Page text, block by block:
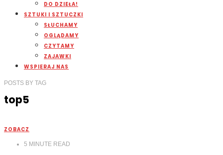
DO DZIEŁA!
SZTUKI I SZTUCZKI
SŁUCHAMY
OGLĄDAMY
CZYTAMY
ZAJAWKI
WSPIERAJ NAS
POSTS BY TAG
top5
ZOBACZ
5 MINUTE READ